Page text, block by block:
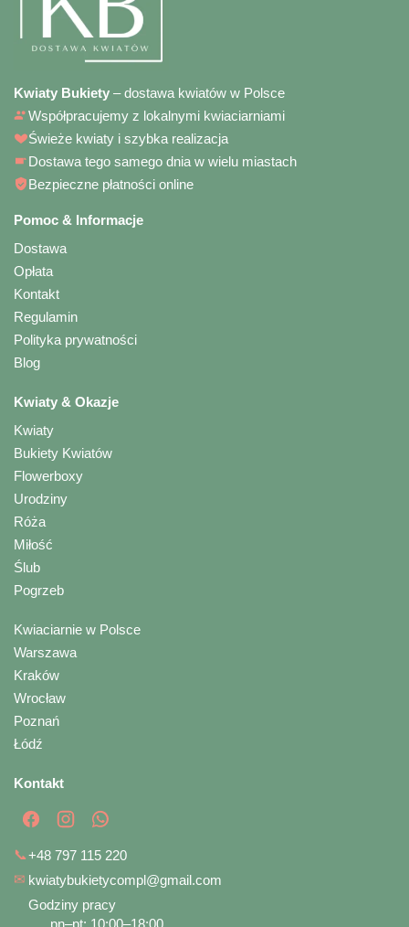
Kwiaty Bukiety – dostawa kwiatów w Polsce
Współpracujemy z lokalnymi kwiaciarniami
Świeże kwiaty i szybka realizacja
Dostawa tego samego dnia w wielu miastach
Bezpieczne płatności online
Pomoc & Informacje
Dostawa
Opłata
Kontakt
Regulamin
Polityka prywatności
Blog
Kwiaty & Okazje
Kwiaty
Bukiety Kwiatów
Flowerboxy
Urodziny
Róża
Miłość
Ślub
Pogrzeb
Kwiaciarnie w Polsce
Warszawa
Kraków
Wrocław
Poznań
Łódź
Kontakt
📞+48 797 115 220
✉ kwiatybukietycompl@gmail.com
Godziny pracy
pn–pt: 10:00–18:00